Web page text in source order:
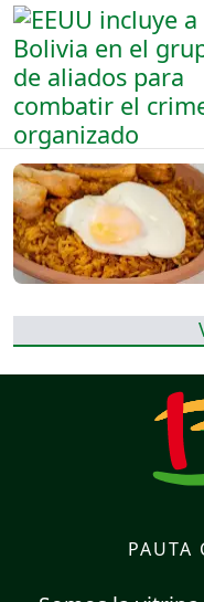
PAUTA